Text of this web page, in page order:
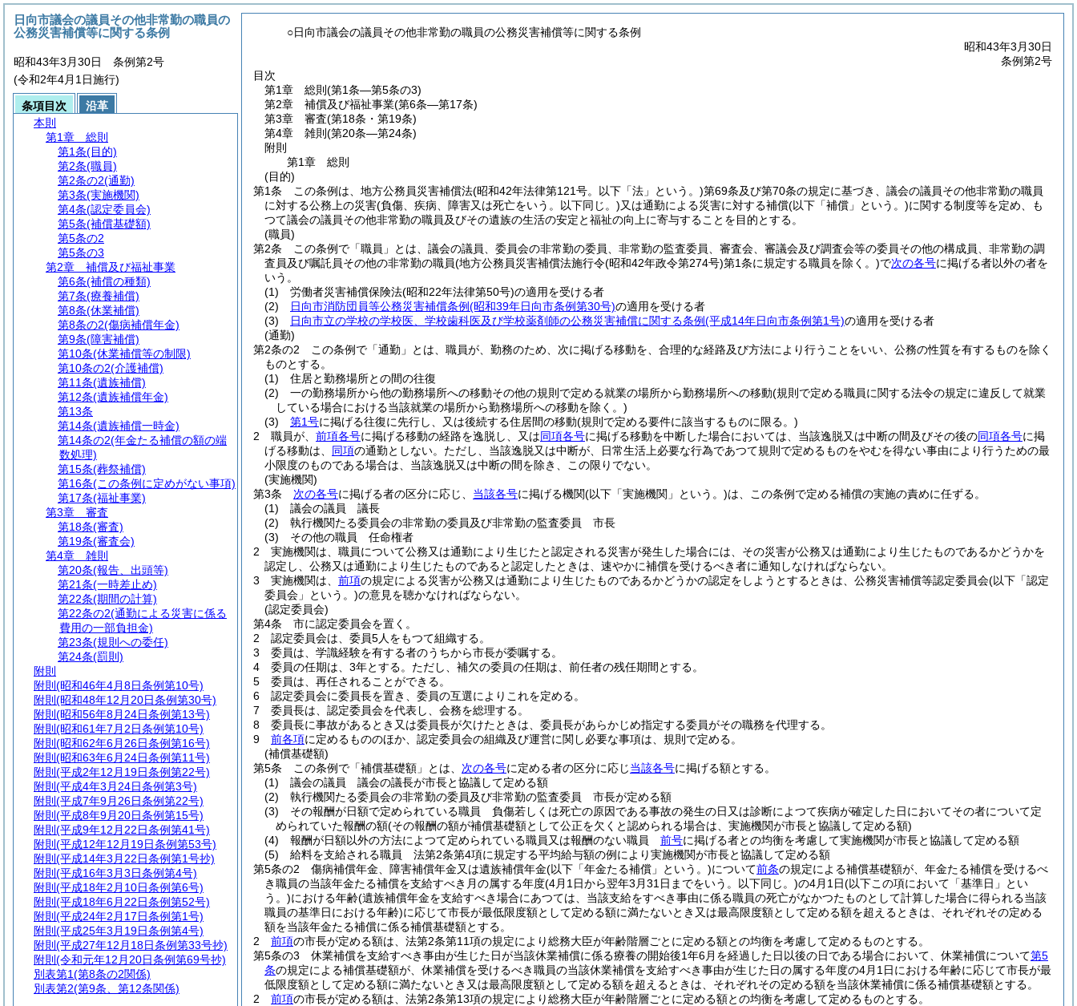
○日向市議会の議員その他非常勤の職員の公務災害補償等に関する条例
昭和43年3月30日
条例第2号
目次
第1章
総則 (第1条―第5条の3)
第2章
補償及び福祉事業(第6条―第17条)
第3章
審査(第18条・第19条)
第4章
雑則 (第20条―第24条)
附則
第1章
総則
(目的)
第1条
この条例は、地方公務員災害補償法(昭和42年法律第121号。以下「法」という。)第69条及び第70条の規定に基づき、議会の議員その他非常勤の職員
に対する公務上の災害(負傷、疾病、障害又は死亡をいう。以下同じ。)又は通勤による災害に対する補償(以下「補償」という。)に関する制度等を定め、も
つて議会の議員その他非常勤の職員及びその遺族の生活の安定と福祉の向上に寄与することを目的とする。
(職員)
第2条
この条例で「職員」とは、議会の議員、委員会の非常勤の委員、非常勤の監査委員、審査会、審議会及び調査会等の委員その他の構成員、非常勤の調
査員及び嘱託員その他の非常勤の職員(地方公務員災害補償法施行令(昭和42年政令第274号)第1条に規定する職員を除く。)で次の各号に掲げる者以外の者を
いう。
(1)
労働者災害補償保険法(昭和22年法律第50号)の適用を受ける者
(2)
日向市消防団員等公務災害補償条例(昭和39年日向市条例第30号)の適用を受ける者
(3)
日向市立の学校の学校医、学校歯科医及び学校薬剤師の公務災害補償に関する条例(平成14年日向市条例第1号)の適用を受ける者
(通勤)
第2条の2
この条例で「通勤」とは、職員が、勤務のため、次に掲げる移動を、合理的な経路及び方法により行うことをいい、公務の性質を有するものを除く
ものとする。
(1)
住居と勤務場所との間の往復
(2)
一の勤務場所から他の勤務場所への移動その他の規則で定める就業の場所から勤務場所への移動(規則で定める職員に関する法令の規定に違反して就業
している場合における当該就業の場所から勤務場所への移動を除く。)
(3)
第1号に掲げる往復に先行し、又は後続する住居間の移動(規則で定める要件に該当するものに限る。)
2
職員が、 前項各号に掲げる移動の経路を逸脱し、又は同項各号に掲げる移動を中断した場合においては、当該逸脱又は中断の間及びその後の同項各号に掲
げる移動は、 同項の通勤としない。 ただし、当該逸脱又は中断が、日常生活上必要な行為であつて規則で定めるものをやむを得ない事由により行うための最
小限度のものである場合は、当該逸脱又は中断の間を除き、この限りでない。
(実施機関)
第3条
次の各号に掲げる者の区分に応じ、 当該各号に掲げる機関(以下「実施機関」という。)は、この条例で定める補償の実施の責めに任ずる。
(1)
議会の議員 議長
(2)
執行機関たる委員会の非常勤の委員及び非常勤の監査委員 市長
(3)
その他の職員 任命権者
2
実施機関は、職員について公務又は通勤により生じたと認定される災害が発生した場合には、その災害が公務又は通勤により生じたものであるかどうかを
認定し、公務又は通勤により生じたものであると認定したときは、速やかに補償を受けるべき者に通知しなければならない。
3
実施機関は、 前項の規定による災害が公務又は通勤により生じたものであるかどうかの認定をしようとするときは、公務災害補償等認定委員会(以下「認定
委員会」という。)の意見を聴かなければならない。
(認定委員会)
第4条
市に認定委員会を置く。
2
認定委員会は、委員5人をもつて組織する。
3
委員は、学識経験を有する者のうちから市長が委嘱する。
4
委員の任期は、3年とする。 ただし、補欠の委員の任期は、前任者の残任期間とする。
5
委員は、再任されることができる。
6
認定委員会に委員長を置き、委員の互選によりこれを定める。
7
委員長は、認定委員会を代表し、会務を総理する。
8
委員長に事故があるとき又は委員長が欠けたときは、委員長があらかじめ指定する委員がその職務を代理する。
9
前各項に定めるもののほか、認定委員会の組織及び運営に関し必要な事項は、規則で定める。
(補償基礎額)
第5条
この条例で「補償基礎額」とは、 次の各号に定める者の区分に応じ当該各号に掲げる額とする。
(1)
議会の議員 議会の議長が市長と協議して定める額
(2)
執行機関たる委員会の非常勤の委員及び非常勤の監査委員 市長が定める額
(3)
その報酬が日額で定められている職員 負傷若しくは死亡の原因である事故の発生の日又は診断によつて疾病が確定した日においてその者について定
められていた報酬の額(その報酬の額が補償基礎額として公正を欠くと認められる場合は、実施機関が市長と協議して定める額)
(4)
報酬が日額以外の方法によつて定められている職員又は報酬のない職員 前号に掲げる者との均衡を考慮して実施機関が市長と協議して定める額
(5)
給料を支給される職員 法第2条第4項に規定する平均給与額の例により実施機関が市長と協議して定める額
第5条の2
傷病補償年金、障害補償年金又は遺族補償年金(以下「年金たる補償」という。)について前条の規定による補償基礎額が、年金たる補償を受けるべ
き職員の当該年金たる補償を支給すべき月の属する年度(4月1日から翌年3月31日までをいう。以下同じ。)の4月1日(以下この項において「基準日」とい
う。)における年齢(遺族補償年金を支給すべき場合にあつては、当該支給をすべき事由に係る職員の死亡がなかつたものとして計算した場合に得られる当該
職員の基準日における年齢)に応じて市長が最低限度額として定める額に満たないとき又は最高限度額として定める額を超えるときは、それぞれその定める
額を当該年金たる補償に係る補償基礎額とする。
2
前項の市長が定める額は、法第2条第11項の規定により総務大臣が年齢階層ごとに定める額との均衡を考慮して定めるものとする。
第5条の3
休業補償を支給すべき事由が生じた日が当該休業補償に係る療養の開始後1年6月を経過した日以後の日である場合において、休業補償について第5
条の規定による補償基礎額が、休業補償を受けるべき職員の当該休業補償を支給すべき事由が生じた日の属する年度の4月1日における年齢に応じて市長が最
低限度額として定める額に満たないとき又は最高限度額として定める額を超えるときは、それぞれその定める額を当該休業補償に係る補償基礎額とする。
2
前項の市長が定める額は、法第2条第13項の規定により総務大臣が年齢階層ごとに定める額との均衡を考慮して定めるものとする。
日向市議会の議員その他非常勤の職員の
公務災害補償等に関する条例
昭和43年3月30日 条例第2号
(令和2年4月1日施行)
条項目次
沿革
本則
第1章
総則
第1条(目的)
第2条(職員)
第2条の2(通勤)
第3条(実施機関)
第4条(認定委員会)
第5条(補償基礎額)
第5条の2
第5条の3
第2章
補償及び福祉事業
第6条(補償の種類)
第7条(療養補償)
第8条(休業補償)
第8条の2(傷病補償年金)
第9条(障害補償)
第10条(休業補償等の制限)
第10条の2(介護補償)
第11条(遺族補償)
第12条(遺族補償年金)
第13条
第14条(遺族補償一時金)
第14条の2(年金たる補償の額の端
数処理)
第15条(葬祭補償)
第16条(この条例に定めがない事項)
第17条(福祉事業)
第3章
審査
第18条(審査)
第19条(審査会)
第4章
雑則
第20条(報告、出頭等)
第21条(一時差止め)
第22条(期間の計算)
第22条の2(通勤による災害に係る
費用の一部負担金)
第23条(規則への委任)
第24条(罰則)
附則
附則 (昭和46年4月8日条例第10号)
附則 (昭和48年12月20日条例第30号)
附則 (昭和56年8月24日条例第13号)
附則 (昭和61年7月2日条例第10号)
附則 (昭和62年6月26日条例第16号)
附則 (昭和63年6月24日条例第11号)
附則 (平成2年12月19日条例第22号)
附則 (平成4年3月24日条例第3号)
附則 (平成7年9月26日条例第22号)
附則 (平成8年9月20日条例第15号)
附則 (平成9年12月22日条例第41号)
附則 (平成12年12月19日条例第53号)
附則 (平成14年3月22日条例第1号抄)
附則 (平成16年3月3日条例第4号)
附則 (平成18年2月10日条例第6号)
附則 (平成18年6月22日条例第52号)
附則 (平成24年2月17日条例第1号)
附則 (平成25年3月19日条例第4号)
附則 (平成27年12月18日条例第33号抄)
附則 (令和元年12月20日条例第69号抄)
別表第1(第8条の2関係)
別表第2(第9条、第12条関係)